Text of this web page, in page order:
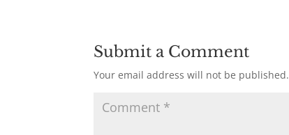
Submit a Comment
Your email address will not be published.